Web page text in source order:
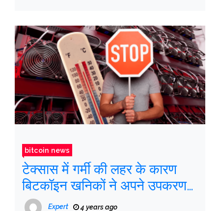
bitcoin news
टेक्सास में गर्मी की लहर के कारण
बिटकॉइन खनिकों ने अपने उपकरण
बंद कर दिए
Expert 4 years ago